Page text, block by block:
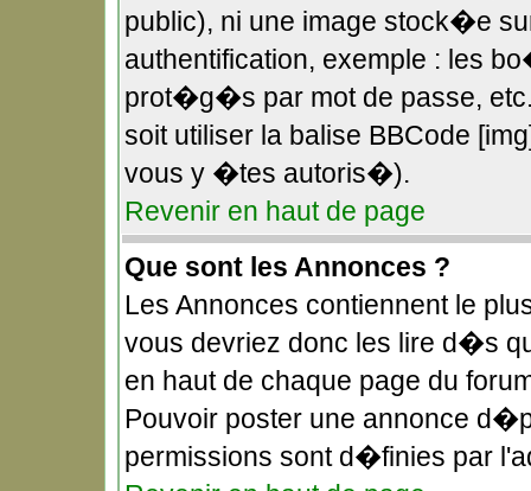
public), ni une image stock�e
authentification, exemple : les
prot�g�s par mot de passe,
soit utiliser la balise BBCode
vous y �tes autoris�).
Revenir en haut de page
Que sont les Annonces ?
Les Annonces contiennent le
vous devriez donc les lire d�s
en haut de chaque page du
Pouvoir poster une annonce
permissions sont d�finies par